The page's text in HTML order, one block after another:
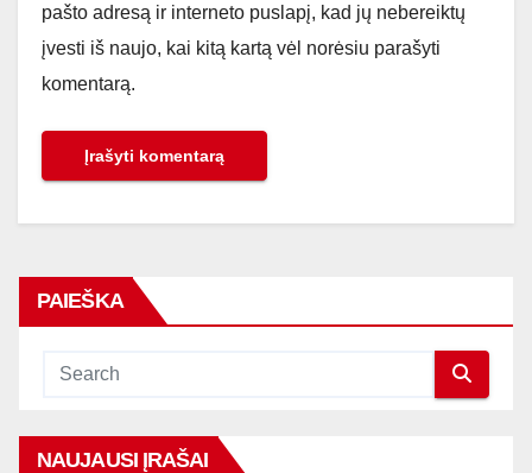
pašto adresą ir interneto puslapį, kad jų nebereiktų
įvesti iš naujo, kai kitą kartą vėl norėsiu parašyti
komentarą.
PAIEŠKA
NAUJAUSI ĮRAŠAI